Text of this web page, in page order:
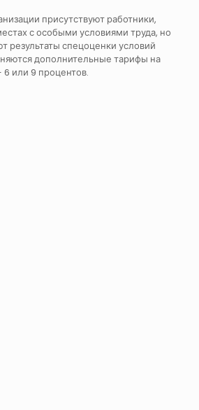
присутствуют работники,
с особыми условиями труда, но
результаты спецоценки условий
дополнительные тарифы на
или 9 процентов.